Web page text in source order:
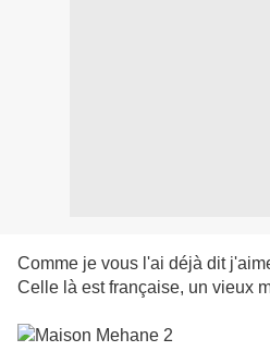
Comme je vous l'ai déjà dit
Celle là est française, un vieux